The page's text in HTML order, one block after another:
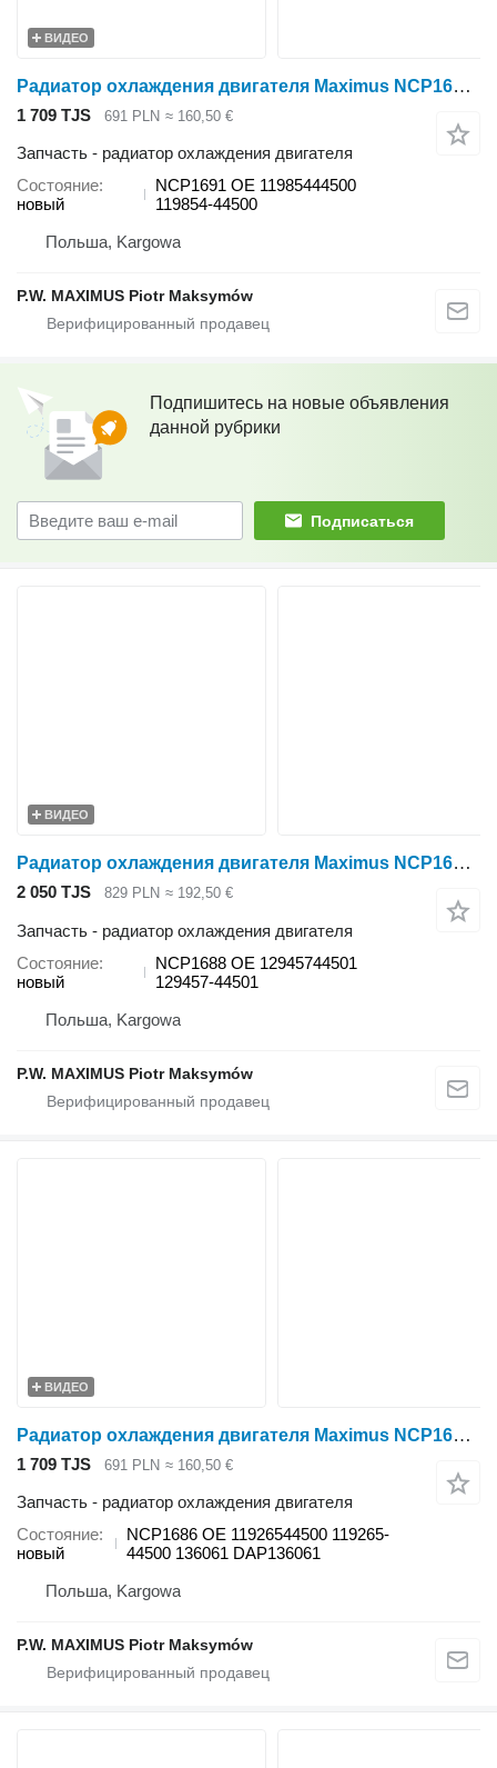
ВИДЕО
Радиатор охлаждения двигателя Maximus NCP1691 для минитрактора Yanmar F190 F210 F230
1 709 TJS 691 PLN ≈ 160,50 €
Запчасть - радиатор охлаждения двигателя
Состояние
новый
NCP1691 OE 11985444500
119854-44500
Польша, Kargowa
P.W. MAXIMUS Piotr Maksymów
Подпишитесь на новые объявления
данной рубрики
Подписаться
ВИДЕО
Радиатор охлаждения двигателя Maximus NCP1688 для минитрактора Yanmar US40 US46 US50
2 050 TJS 829 PLN ≈ 192,50 €
Запчасть - радиатор охлаждения двигателя
Состояние
новый
NCP1688 OE 12945744501
129457-44501
Польша, Kargowa
P.W. MAXIMUS Piotr Maksymów
ВИДЕО
Радиатор охлаждения двигателя Maximus NCP1686 для минитрактора Yanmar
1 709 TJS 691 PLN ≈ 160,50 €
Запчасть - радиатор охлаждения двигателя
Состояние
новый
NCP1686 OE 11926544500 119265-
44500 136061 DAP136061
Польша, Kargowa
P.W. MAXIMUS Piotr Maksymów